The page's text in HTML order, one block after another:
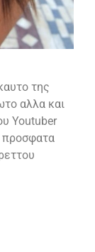
της
αλλα και
Youtuber
προσφατα